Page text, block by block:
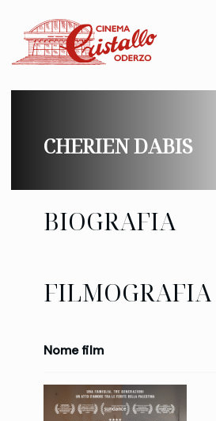
CHERIEN DABIS
BIOGRAFIA
FILMOGRAFIA
Nome film